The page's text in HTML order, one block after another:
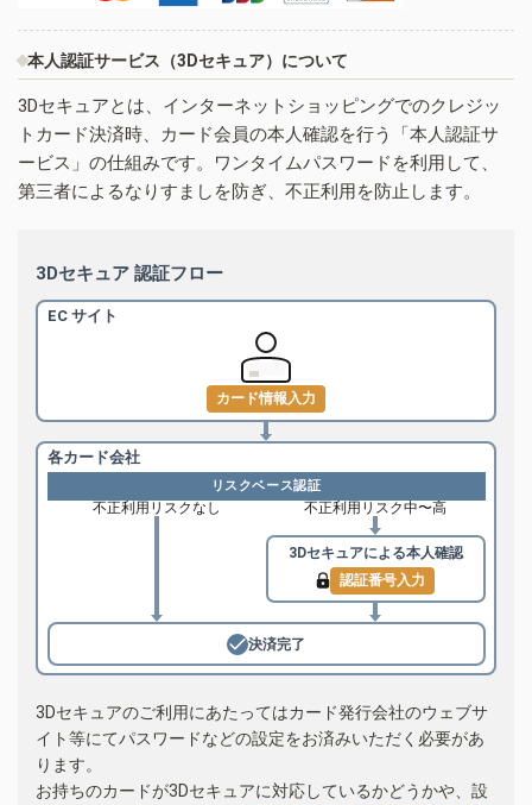
本人認証サービス（3Dセキュア）について
3Dセキュアとは、インターネットショッピングでのクレジッ
トカード決済時、カード会員の本人確認を行う「本人認証サ
ービス」の仕組みです。ワンタイムパスワードを利用して、
第三者によるなりすましを防ぎ、不正利用を防止します。
3Dセキュア 認証フロー
EC サイト
カード情報入力
各カード会社
リスクベース認証
不正利用リスクなし 不正利用リスク中〜高
3Dセキュアによる本人確認
認証番号入力
決済完了
3Dセキュアのご利用にあたってはカード発行会社のウェブサ
イト等にてパスワードなどの設定をお済みいただく必要があ
ります。
お持ちのカードが3Dセキュアに対応しているかどうかや、設